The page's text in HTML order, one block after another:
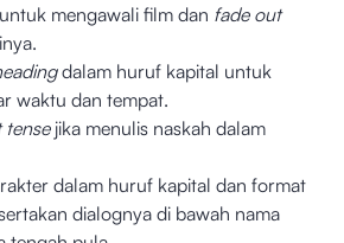
mengawali film dan fade out
dalam huruf kapital untuk
waktu dan tempat.
tensejika menulis naskah dalam
dalam huruf kapital dan format
dialognya di bawah nama